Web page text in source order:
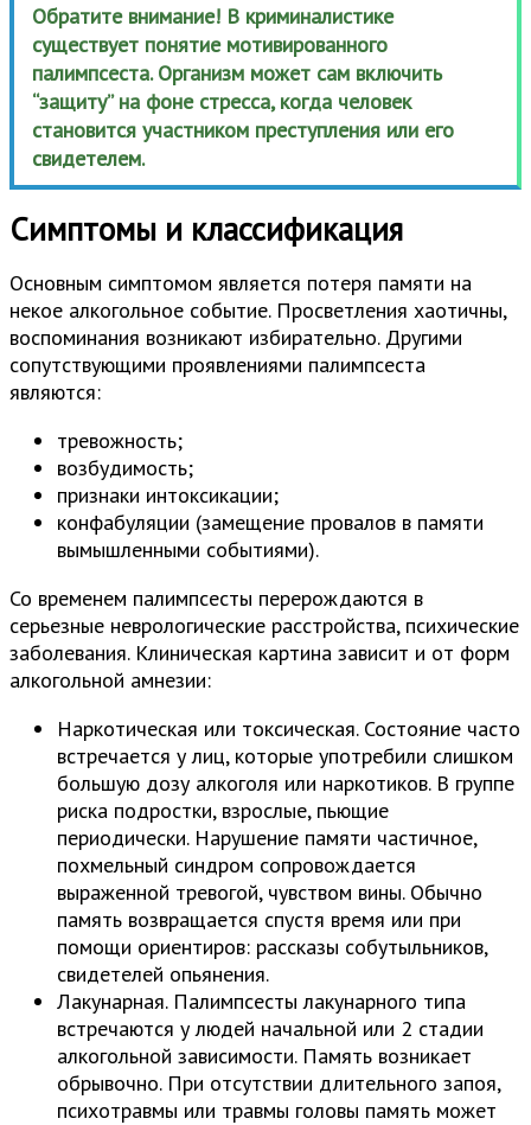
Обратите внимание! В криминалистике
существует понятие мотивированного
палимпсеста. Организм может сам включить
“защиту” на фоне стресса, когда человек
становится участником преступления или его
свидетелем.
Симптомы и классификация
Основным симптомом является потеря памяти на
некое алкогольное событие. Просветления хаотичны,
воспоминания возникают избирательно. Другими
сопутствующими проявлениями палимпсеста
являются:
тревожность;
возбудимость;
признаки интоксикации;
конфабуляции (замещение провалов в памяти
вымышленными событиями).
Со временем палимпсесты перерождаются в
серьезные неврологические расстройства, психические
заболевания. Клиническая картина зависит и от форм
алкогольной амнезии:
Наркотическая или токсическая. Состояние часто
встречается у лиц, которые употребили слишком
большую дозу алкоголя или наркотиков. В группе
риска подростки, взрослые, пьющие
периодически. Нарушение памяти частичное,
похмельный синдром сопровождается
выраженной тревогой, чувством вины. Обычно
память возвращается спустя время или при
помощи ориентиров: рассказы собутыльников,
свидетелей опьянения.
Лакунарная. Палимпсесты лакунарного типа
встречаются у людей начальной или 2 стадии
алкогольной зависимости. Память возникает
обрывочно. При отсутствии длительного запоя,
психотравмы или травмы головы память может